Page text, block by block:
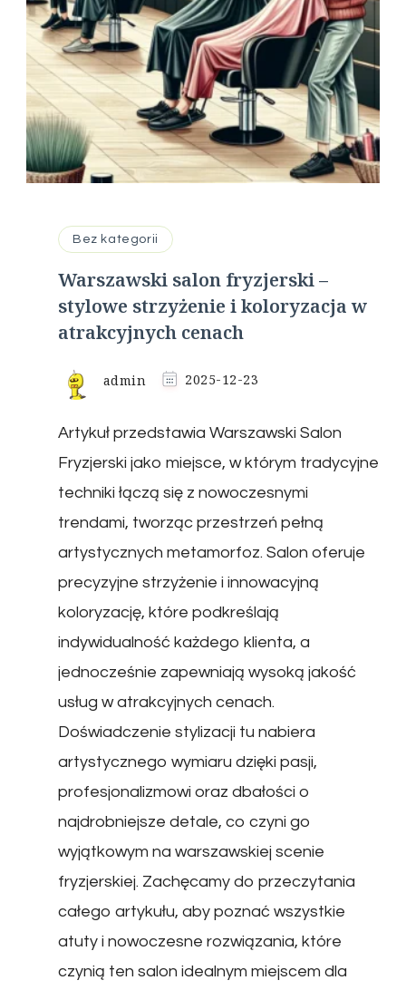
Bez kategorii
Warszawski salon fryzjerski –
stylowe strzyżenie i koloryzacja w
atrakcyjnych cenach
admin 2025-12-23
Artykuł przedstawia Warszawski Salon
Fryzjerski jako miejsce, w którym tradycyjne
techniki łączą się z nowoczesnymi
trendami, tworząc przestrzeń pełną
artystycznych metamorfoz. Salon oferuje
precyzyjne strzyżenie i innowacyjną
koloryzację, które podkreślają
indywidualność każdego klienta, a
jednocześnie zapewniają wysoką jakość
usług w atrakcyjnych cenach.
Doświadczenie stylizacji tu nabiera
artystycznego wymiaru dzięki pasji,
profesjonalizmowi oraz dbałości o
najdrobniejsze detale, co czyni go
wyjątkowym na warszawskiej scenie
fryzjerskiej. Zachęcamy do przeczytania
całego artykułu, aby poznać wszystkie
atuty i nowoczesne rozwiązania, które
czynią ten salon idealnym miejscem dla